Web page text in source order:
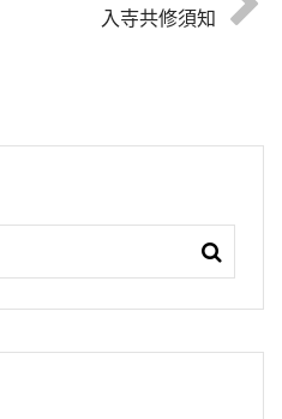
入寺共修須知